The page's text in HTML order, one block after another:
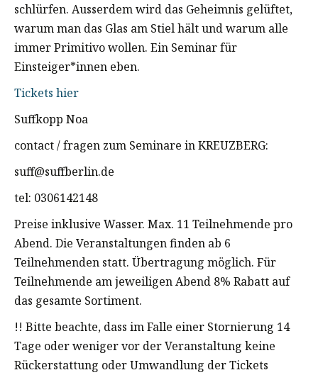
schlürfen. Ausserdem wird das Geheimnis gelüftet,
warum man das Glas am Stiel hält und warum alle
immer Primitivo wollen. Ein Seminar für
Einsteiger*innen eben.
Tickets hier
Suffkopp Noa
contact / fragen zum Seminare in KREUZBERG:
suff@suffberlin.de
tel: 0306142148
Preise inklusive Wasser. Max. 11 Teilnehmende pro
Abend. Die Veranstaltungen finden ab 6
Teilnehmenden statt. Übertragung möglich. Für
Teilnehmende am jeweiligen Abend 8% Rabatt auf
das gesamte Sortiment.
!! Bitte beachte, dass im Falle einer Stornierung 14
Tage oder weniger vor der Veranstaltung keine
Rückerstattung oder Umwandlung der Tickets